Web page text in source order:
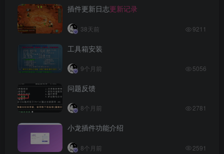
插件更新日志更新记录
38天前 9211
工具箱安装
9个月前 5056
问题反馈
8个月前 2781
小龙插件功能介绍
8个月前 2591